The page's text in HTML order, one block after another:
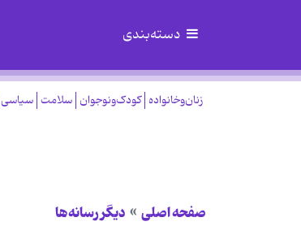
دسته‌بندی
زنان‌وخانواده کودک‌ونوجوان سلامت سیاسی
صفحه اصلی دیگر رسانه‌ها